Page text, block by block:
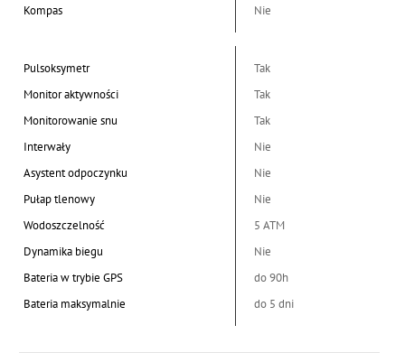
Kompas
Nie
Pulsoksymetr
Tak
Monitor aktywności
Tak
Monitorowanie snu
Tak
Interwały
Nie
Asystent odpoczynku
Nie
Pułap tlenowy
Nie
Wodoszczelność
5 ATM
Dynamika biegu
Nie
Bateria w trybie GPS
do 90h
Bateria maksymalnie
do 5 dni